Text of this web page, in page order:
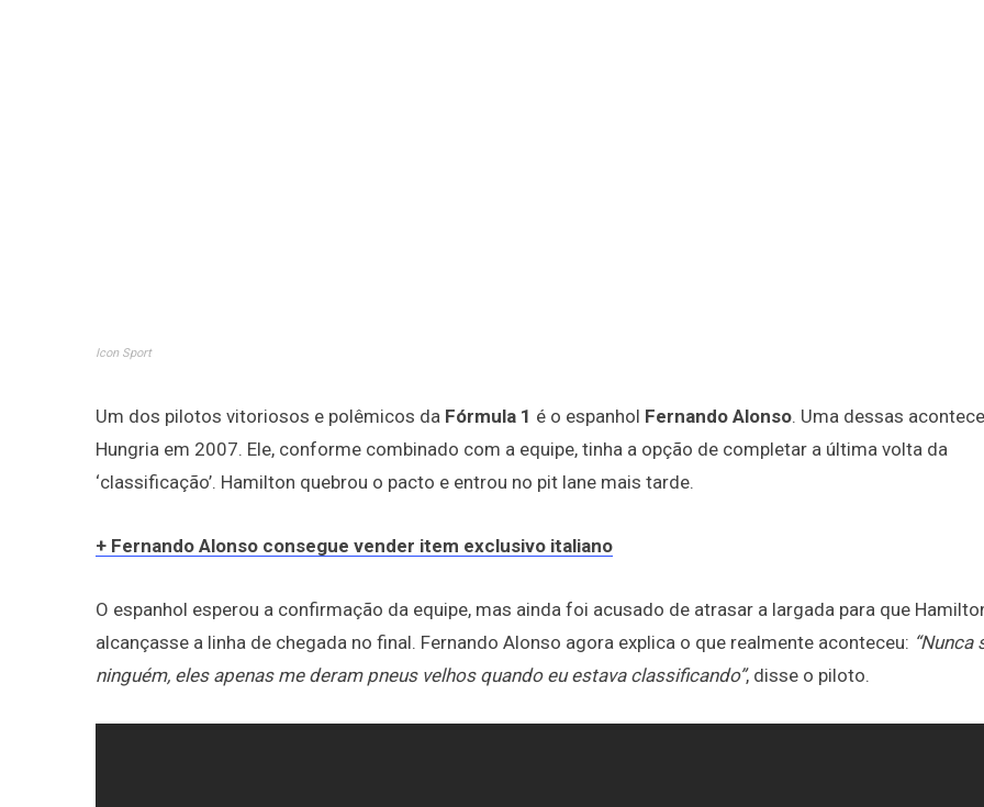
Icon Sport
Um dos pilotos vitoriosos e polêmicos da Fórmula 1 é o espanhol Fernando Alonso. Uma dessas
Hungria em 2007. Ele, conforme combinado com a equipe, tinha a opção de completar a última volta da
‘classificação’. Hamilton quebrou o pacto e entrou no pit lane mais tarde.
+ Fernando Alonso consegue vender item exclusivo italiano
O espanhol esperou a confirmação da equipe, mas ainda foi acusado de atrasar a largada para que
alcançasse a linha de chegada no final. Fernando Alonso agora explica o que realmente aconteceu: “Nunca
ninguém, eles apenas me deram pneus velhos quando eu estava classificando”, disse o piloto.